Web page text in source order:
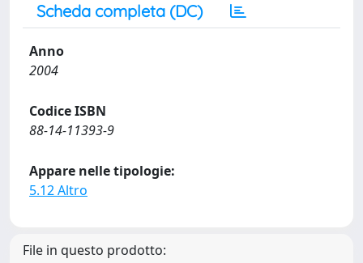
Scheda completa (DC)
Anno
2004
Codice ISBN
88-14-11393-9
Appare nelle tipologie:
5.12 Altro
File in questo prodotto: